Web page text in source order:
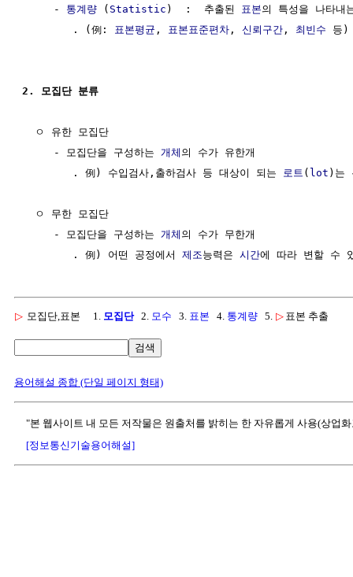
     -
통계량 ( Statistic )  :  추출된 표본의 특성을 나타
        . (例:
표본평균 , 표본표준편차 , 신뢰구간 , 최빈수 등)
2. 모집단 분류
  ㅇ 유한 모집단
     - 모집단을 구성하는
개체 의 수가 유한개
        . 例) 수입검사,출하검사 등 대상이 되는
로트 ( lot )는
  ㅇ 무한 모집단
     - 모집단을 구성하는
개체 의 수가 무한개
        . 例) 어떤 공정에서
제조능력은 시간
▷ 모집단,표본 1. 모집단2. 모수 3. 표본 4. 통계량 5. ▷ 표본 추출
검색
용어해설 종합 (단일 페이지 형태)
"본 웹사이트 내 모든 저작물은 원출처를 밝히는 한 자유롭게 사용(상업
[정보통신기술용어해설]